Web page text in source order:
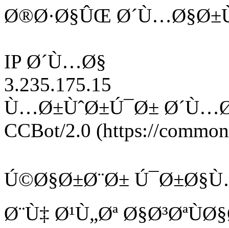
Ø®Ø·Ø§ÛŒ
IP Ø´Ù…Ø§
3.235.175.15
Ù…Ø±ÙˆØ±Ú¯Ø±
CCBot/2.0 (https://
Ú©Ø§Ø±Ø¨Ø±
Ø¨Ù‡ Ø¹Ù„Øª